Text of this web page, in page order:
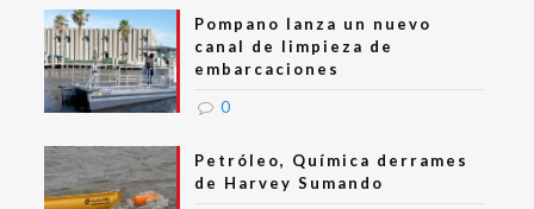
Pompano lanza un nuevo
canal de limpieza de
embarcaciones
0
Petróleo, Química derrames
de Harvey Sumando